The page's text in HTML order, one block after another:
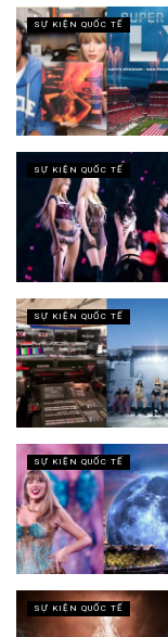
SỰ KIỆN QUỐC TẾ
SỰ KIỆN QUỐC TẾ
SỰ KIỆN QUỐC TẾ
SỰ KIỆN QUỐC TẾ
SỰ KIỆN QUỐC TẾ